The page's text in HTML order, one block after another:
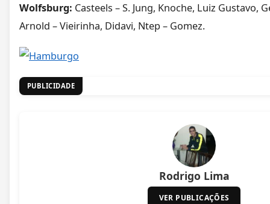
Wolfsburg: Casteels – S. Jung, Knoche, Luiz Gustavo,
Arnold – Vieirinha, Didavi, Ntep – Gomez.
PUBLICIDADE
Rodrigo Lima
VER PUBLICAÇÕES